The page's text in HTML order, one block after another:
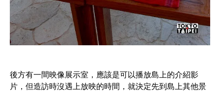
後方有一間映像展示室，應該是可以播放島上的介紹影
片，但造訪時沒遇上放映的時間，就決定先到島上其他景